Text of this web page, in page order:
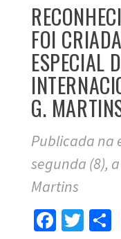
FOI
ESPECIAL
G.
Publicada na
segunda (8),
Martins